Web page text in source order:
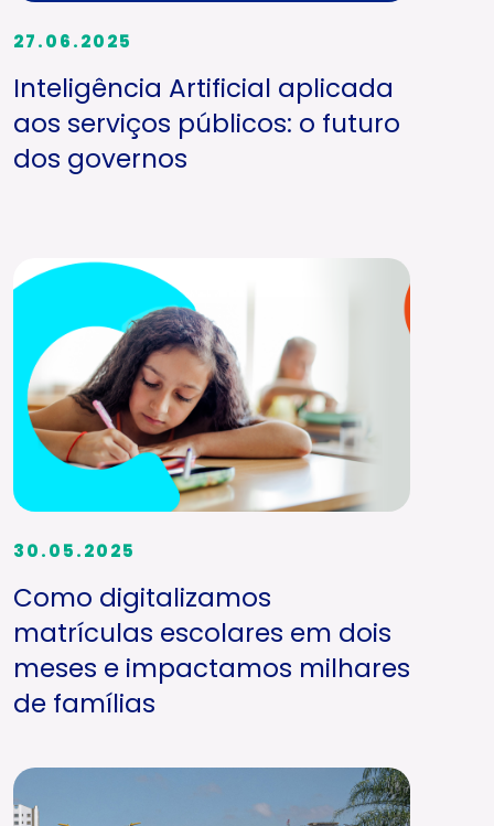
27.06.2025
Inteligência Artificial aplicada
aos serviços públicos: o futuro
dos governos
30.05.2025
Como digitalizamos
matrículas escolares em dois
meses e impactamos milhares
de famílias